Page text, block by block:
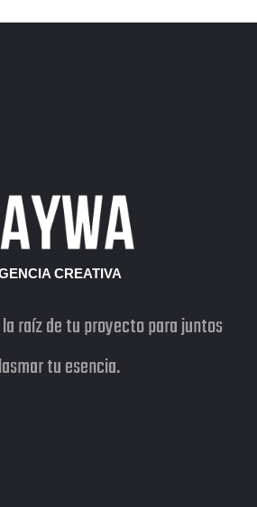
CREATIVA
raíz de tu proyecto para juntos
tu esencia.